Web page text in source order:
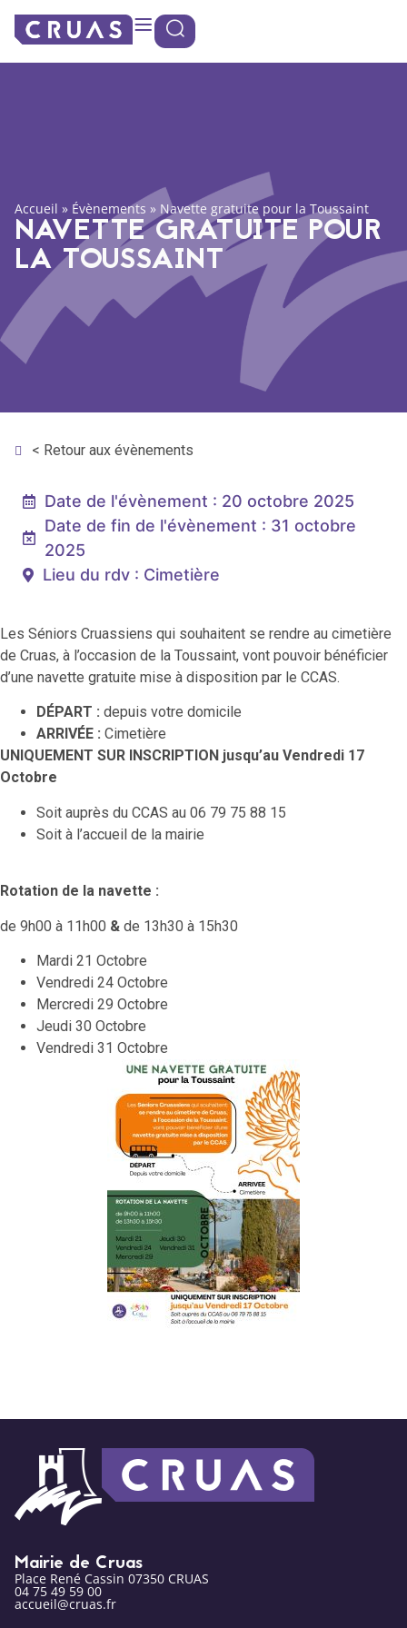
Panneau de gestion des cookies
Accueil » Évènements » Navette gratuite pour la Toussaint
NAVETTE GRATUITE POUR
LA TOUSSAINT
< Retour aux évènements
Date de l'évènement : 20 octobre 2025
Date de fin de l'évènement : 31 octobre
2025
Lieu du rdv : Cimetière
Les Séniors Cruassiens qui souhaitent se rendre au cimetière
de Cruas, à l’occasion de la Toussaint, vont pouvoir bénéficier
d’une navette gratuite mise à disposition par le CCAS.
DÉPART : depuis votre domicile
ARRIVÉE : Cimetière
UNIQUEMENT SUR INSCRIPTION jusqu’au Vendredi 17
Octobre
Soit auprès du CCAS au 06 79 75 88 15
Soit à l’accueil de la mairie
Rotation de la navette :
de 9h00 à 11h00 & de 13h30 à 15h30
Mardi 21 Octobre
Vendredi 24 Octobre
Mercredi 29 Octobre
Jeudi 30 Octobre
Vendredi 31 Octobre
Mairie de Cruas
Place René Cassin 07350 CRUAS
04 75 49 59 00
accueil@cruas.fr